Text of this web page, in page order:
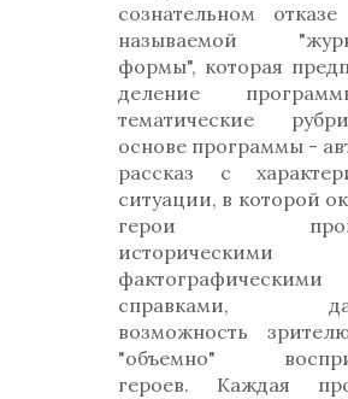
сознательном
называемой
формы", которая
деление
тематические
основе программы -
рассказ с
ситуации, в которой
герои
фактографическими
справками,
возможность
"объемно"
героев. Каждая